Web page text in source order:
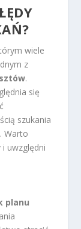
wiele
z
.
się
szukania
Warto
uwzględni
planu